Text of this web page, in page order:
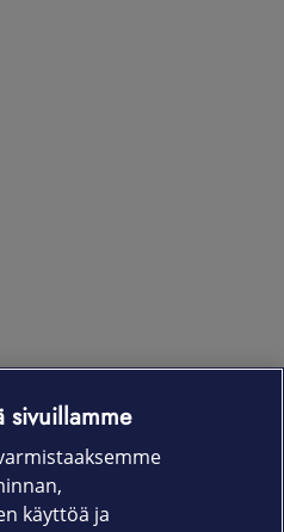
sivuillamme
käyttöä ja